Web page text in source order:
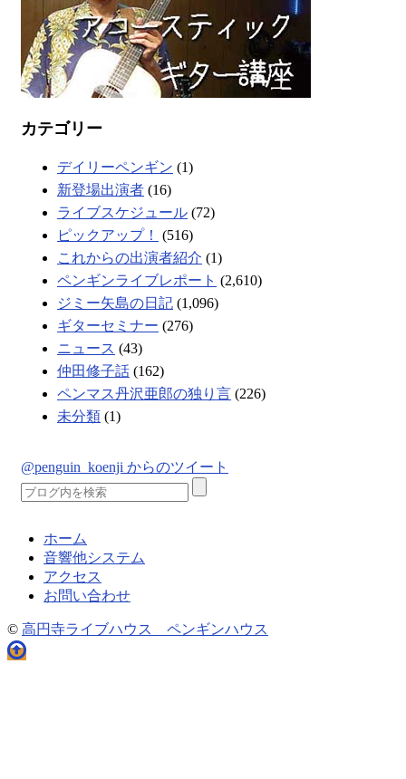
カテゴリー
デイリーペンギン (1)
新登場出演者 (16)
ライブスケジュール (72)
ピックアップ！
(516)
これからの出演者紹介 (1)
ペンギンライブレポート (2,610)
ジミー矢島の日記 (1,096)
ギターセミナー (276)
ニュース (43)
仲田修子話 (162)
ペンマス丹沢亜郎の独り言 (226)
未分類 (1)
@penguin_koenji からのツイート
ホーム
音響他システム
アクセス
お問い合わせ
© 高円寺ライブハウス ペンギンハウス